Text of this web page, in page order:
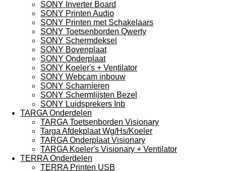
SONY Inverter Board
SONY Printen Audio
SONY Printen met Schakelaars
SONY Toetsenborden Qwerty
SONY Schermdeksel
SONY Bovenplaat
SONY Onderplaat
SONY Koeler's + Ventilator
SONY Webcam inbouw
SONY Scharnieren
SONY Schermlijsten Bezel
SONY Luidsprekers Inb
TARGA Onderdelen
TARGA Toetsenborden Visionary
Targa Afdekplaat Wg/Hs/Koeler
TARGA Onderplaat Visionary
TARGA Koeler's Visionary + Ventilator
TERRA Onderdelen
TERRA Printen USB